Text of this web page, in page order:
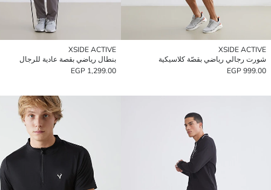
XSIDE ACTIVE
شورت رجالي رياضي بقصّة كلاسيكية
999.00 EGP
XSIDE ACTIVE
بنطال رياضي بقصة عادية للرجال
1,299.00 EGP